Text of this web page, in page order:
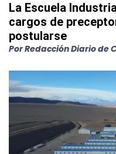
La Escuela
cargos de
postularse
PorRedacción Diario de